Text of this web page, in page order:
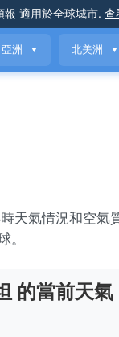
報 適用於全球城市. 查
亞洲 ▼ 北美洲 ▼
天氣情況和空氣
。
的當前天氣